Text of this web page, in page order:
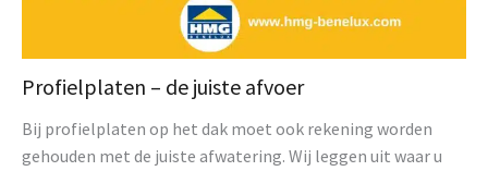
Profielplaten – de juiste afvoer
Bij profielplaten op het dak moet ook rekening worden
gehouden met de juiste afwatering. Wij leggen uit waar u